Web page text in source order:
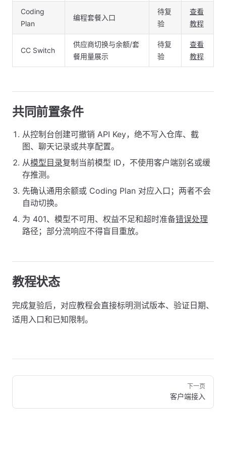
Coding
Plan
编程套餐入口
待复
验
查看
教程
CC Switch
供应商切换与余额/套
餐用量展示
待复
验
查看
教程
共同前置条件
从控制台创建可撤销 API Key，绝不写入仓库、截
图、聊天记录或共享配置。
从模型目录复制当前模型 ID，不使用客户端别名或缓
存推测。
先确认通用余额或 Coding Plan 对应入口；两者不会
自动切换。
为 401、模型不可用、权益不足和超时准备错误处理
路径；部分流响应不得盲目重放。
教程状态
完成复验后，对应教程会直接标明测试版本、验证日期、
适用入口和已知限制。
Pager
下一页
客户端接入